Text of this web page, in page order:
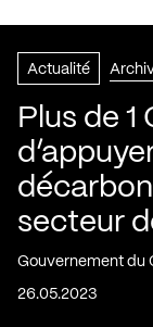
Actualité
Plus de 1
secteur
Gouvernement du
26.05.2023